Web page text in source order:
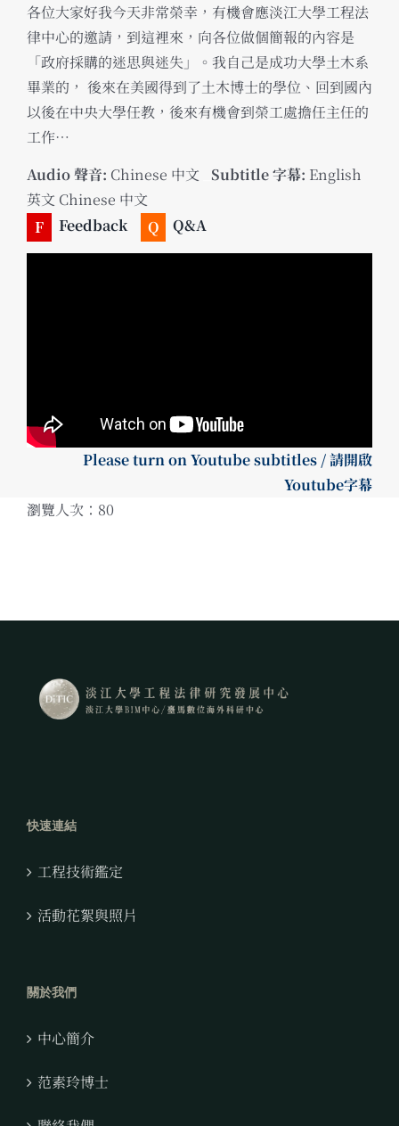
各位大家好我今天非常榮幸，有機會應淡江大學工程法
律中心的邀請，到這裡來，向各位做個簡報的內容是
「政府採購的迷思與迷失」。我自己是成功大學土木系
畢業的， 後來在美國得到了土木博士的學位、回到國內
以後在中央大學任教，後來有機會到榮工處擔任主任的
工作…
Audio 聲音: Chinese 中文 Subtitle 字幕: English
英文 Chinese 中文
F
Feedback Q Q&A
Please turn on Youtube subtitles / 請開啟
Youtube字幕
瀏覽人次：80
快速連結
工程技術鑑定
活動花絮與照片
關於我們
中心簡介
范素玲博士